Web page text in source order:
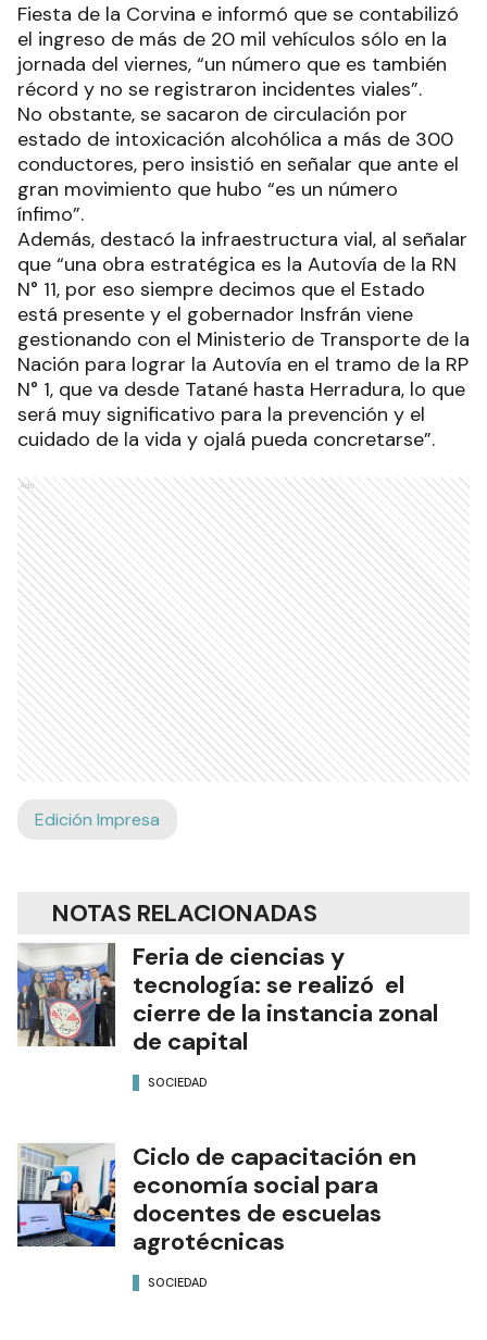
Fiesta de la Corvina e informó que se contabilizó
el ingreso de más de 20 mil vehículos sólo en la
jornada del viernes, “un número que es también
récord y no se registraron incidentes viales”.
No obstante, se sacaron de circulación por
estado de intoxicación alcohólica a más de 300
conductores, pero insistió en señalar que ante el
gran movimiento que hubo “es un número
ínfimo”.
Además, destacó la infraestructura vial, al señalar
que “una obra estratégica es la Autovía de la RN
N° 11, por eso siempre decimos que el Estado
está presente y el gobernador Insfrán viene
gestionando con el Ministerio de Transporte de la
Nación para lograr la Autovía en el tramo de la RP
N° 1, que va desde Tatané hasta Herradura, lo que
será muy significativo para la prevención y el
cuidado de la vida y ojalá pueda concretarse”.
Ads
Edición Impresa
NOTAS RELACIONADAS
Feria de ciencias y
tecnología: se realizó el
cierre de la instancia zonal
de capital
SOCIEDAD
Ciclo de capacitación en
economía social para
docentes de escuelas
agrotécnicas
SOCIEDAD